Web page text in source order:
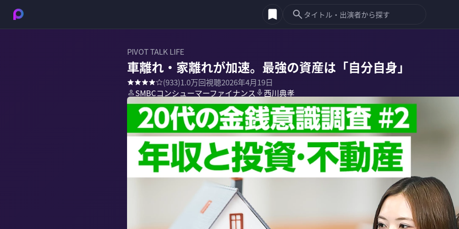
PIVOT TALK LIFE
車離れ・家離れが加速。最強の資産は「自分自身」
(933)1.0万回視聴2026年4月19日
SMBCコンシューマーファイナンス
西川典孝